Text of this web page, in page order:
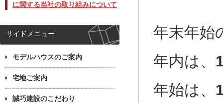
年末年始
年内は、
年始は、
に関する当社の取り組みについて
サイドメニュー
モデルハウスのご案内
宅地ご案内
誠巧建設のこだわり